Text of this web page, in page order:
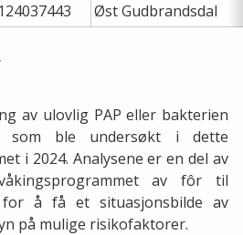
Øst Gudbrandsdal
av ulovlig PAP eller bakterien
ble undersøkt i dette
i 2024. Analysene er en del av
av fôr til
å få et situasjonsbilde av
på mulige risikofaktorer.